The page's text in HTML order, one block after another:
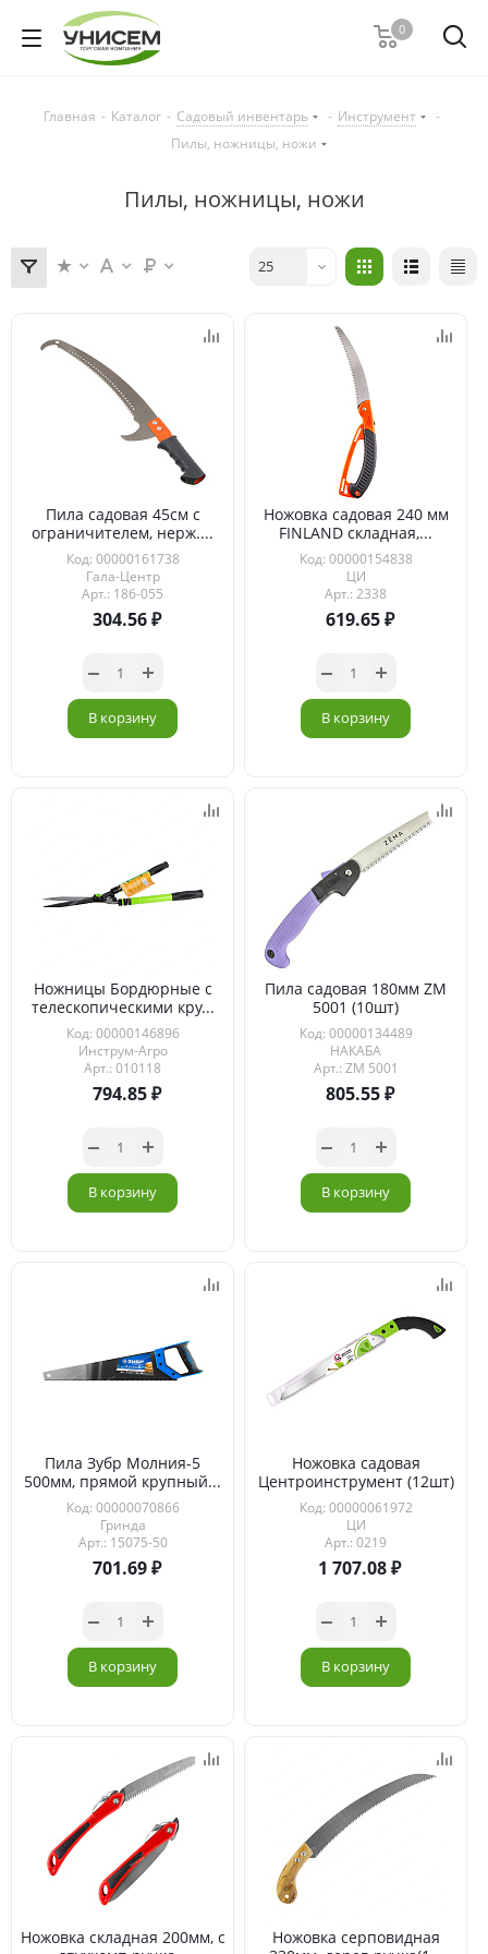
0
Главная - Каталог - Садовый инвентарь - Инструмент
-
Пилы, ножницы, ножи
Пилы, ножницы, ножи
25
Пила садовая 45см с
ограничителем, нерж....
Код: 00000161738
Гала-Центр
Арт.: 186-055
304.56
В корзину
Ножовка садовая 240 мм
FINLAND складная,...
Код: 00000154838
ЦИ
Арт.: 2338
619.65
В корзину
Ножницы Бордюрные с
телескопическими кру...
Код: 00000146896
Инструм-Агро
Арт.: 010118
794.85
В корзину
Пила садовая 180мм ZM
5001 (10шт)
Код: 00000134489
НАКАБА
Арт.: ZM 5001
805.55
В корзину
Пила Зубр Молния-5
500мм, прямой крупный...
Код: 00000070866
Гринда
Арт.: 15075-50
701.69
В корзину
Ножовка садовая
Центроинструмент (12шт)
Код: 00000061972
ЦИ
Арт.: 0219
1 707.08
В корзину
Ножовка складная 200мм, с
Ножовка серповидная